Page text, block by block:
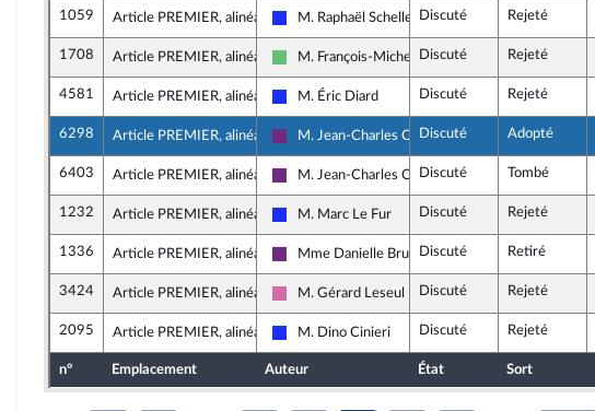
1059 Article PREMIER, alinéa 3
Les Républicains
M. Raphaël Schellenberger
Discuté Rejeté
1708 Article PREMIER, alinéa 3
Libertés et Territoires
M. François-Michel Lambert
Discuté Rejeté
4581 Article PREMIER, alinéa 3
Les Républicains
M. Éric Diard Discuté Rejeté
6298 Article PREMIER, alinéa 3
La République en Marche
M. Jean-Charles Colas-Roy
Discuté Adopté
6403 Article PREMIER, alinéa 3
La République en Marche
M. Jean-Charles Colas-Roy
Discuté Tombé
1232 Article PREMIER, alinéa 4
Les Républicains
M. Marc Le Fur Discuté Rejeté
1336 Article PREMIER, alinéa 4
La République en Marche
Mme Danielle BruleboisDiscuté Retiré
3424 Article PREMIER, alinéa 4
Socialistes et apparentés
M. Gérard Leseul Discuté Rejeté
2095 Article PREMIER, alinéa 4
Les Républicains
M. Dino Cinieri Discuté Rejeté
n° Emplacement Auteur État Sort